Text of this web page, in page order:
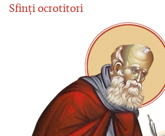
Sfinți ocrotitori